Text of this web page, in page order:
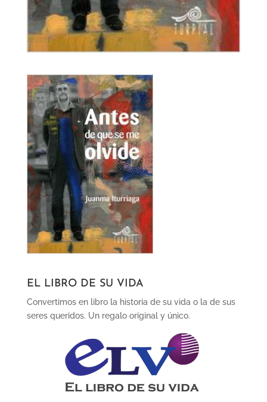
EL LIBRO DE SU VIDA
Convertimos en libro la historia de su vida o la de sus
seres queridos. Un regalo original y único.